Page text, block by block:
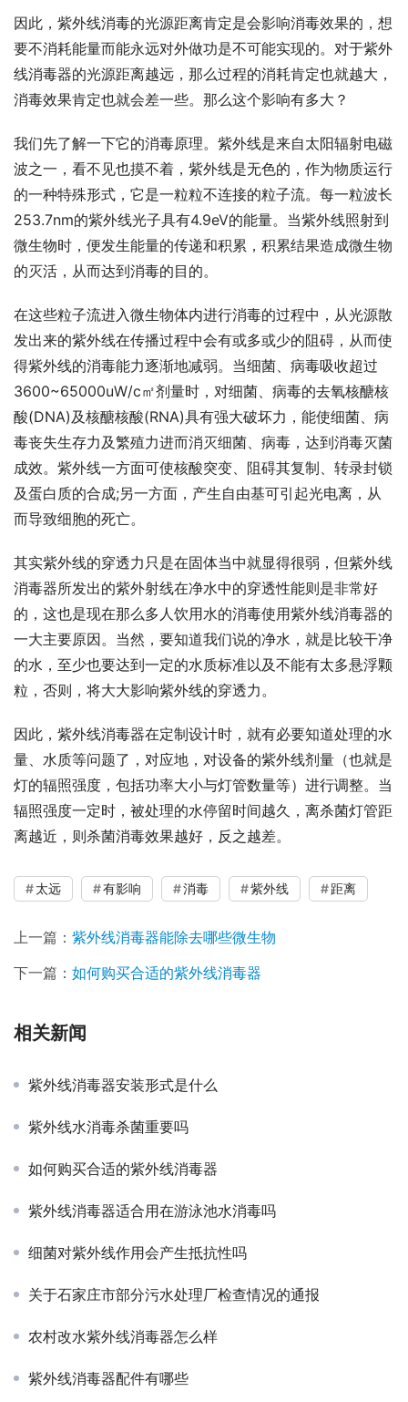
因此，紫外线消毒的光源距离肯定是会影响消毒效果的，想
要不消耗能量而能永远对外做功是不可能实现的。对于紫外
线消毒器的光源距离越远，那么过程的消耗肯定也就越大，
消毒效果肯定也就会差一些。那么这个影响有多大？
我们先了解一下它的消毒原理。紫外线是来自太阳辐射电磁
波之一，看不见也摸不着，紫外线是无色的，作为物质运行
的一种特殊形式，它是一粒粒不连接的粒子流。每一粒波长
253.7nm的紫外线光子具有4.9eV的能量。当紫外线照射到
微生物时，便发生能量的传递和积累，积累结果造成微生物
的灭活，从而达到消毒的目的。
在这些粒子流进入微生物体内进行消毒的过程中，从光源散
发出来的紫外线在传播过程中会有或多或少的阻碍，从而使
得紫外线的消毒能力逐渐地减弱。当细菌、病毒吸收超过
3600~65000uW/c㎡剂量时，对细菌、病毒的去氧核醣核
酸(DNA)及核醣核酸(RNA)具有强大破坏力，能使细菌、病
毒丧失生存力及繁殖力进而消灭细菌、病毒，达到消毒灭菌
成效。紫外线一方面可使核酸突变、阻碍其复制、转录封锁
及蛋白质的合成;另一方面，产生自由基可引起光电离，从
而导致细胞的死亡。
其实紫外线的穿透力只是在固体当中就显得很弱，但紫外线
消毒器所发出的紫外射线在净水中的穿透性能则是非常好
的，这也是现在那么多人饮用水的消毒使用紫外线消毒器的
一大主要原因。当然，要知道我们说的净水，就是比较干净
的水，至少也要达到一定的水质标准以及不能有太多悬浮颗
粒，否则，将大大影响紫外线的穿透力。
因此，紫外线消毒器在定制设计时，就有必要知道处理的水
量、水质等问题了，对应地，对设备的紫外线剂量（也就是
灯的辐照强度，包括功率大小与灯管数量等）进行调整。当
辐照强度一定时，被处理的水停留时间越久，离杀菌灯管距
离越近，则杀菌消毒效果越好，反之越差。
太远 有影响 消毒 紫外线 距离
上一篇： 紫外线消毒器能除去哪些微生物
下一篇： 如何购买合适的紫外线消毒器
相关新闻
紫外线消毒器安装形式是什么
紫外线水消毒杀菌重要吗
如何购买合适的紫外线消毒器
紫外线消毒器适合用在游泳池水消毒吗
细菌对紫外线作用会产生抵抗性吗
关于石家庄市部分污水处理厂检查情况的通报
农村改水紫外线消毒器怎么样
紫外线消毒器配件有哪些